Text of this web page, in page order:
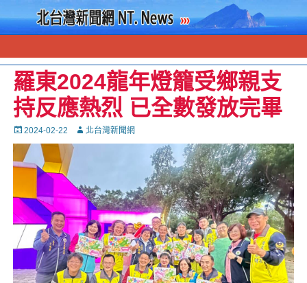
羅東2024龍年燈籠受鄉親支
持反應熱烈 已全數發放完畢
Posted
on
2024-02-22 Autor北台灣新聞網